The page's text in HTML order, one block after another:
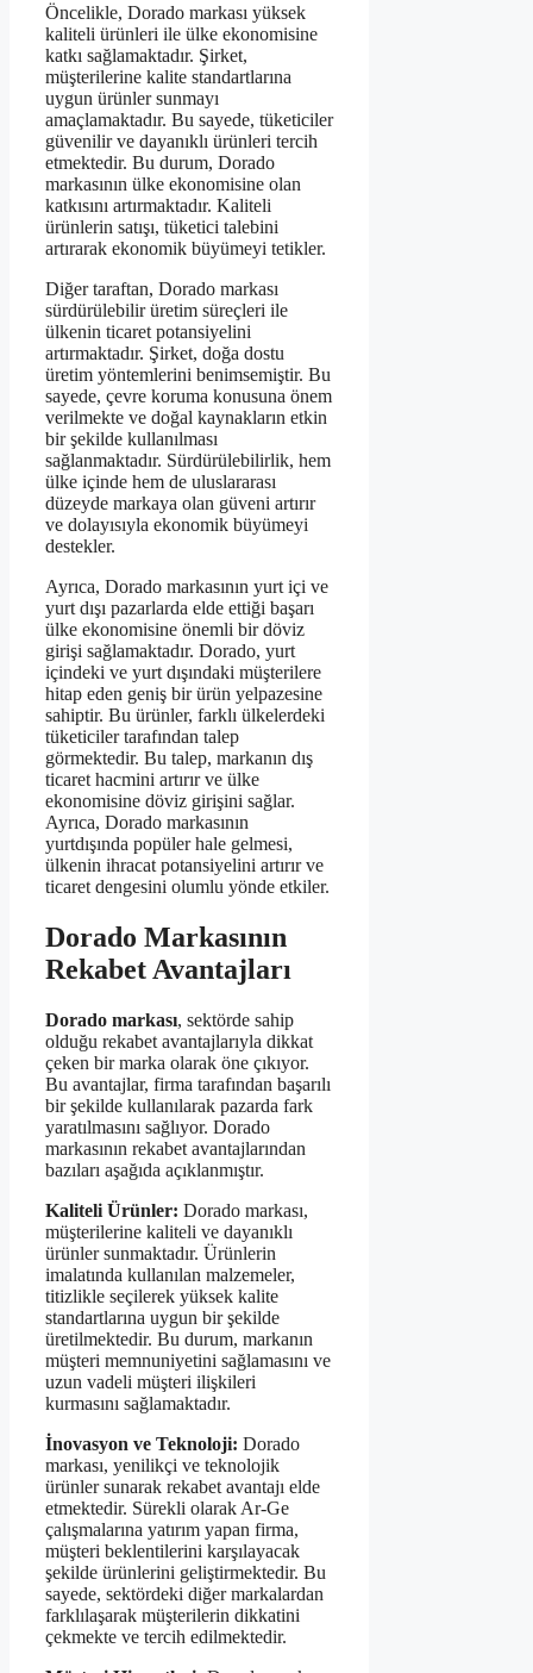
Öncelikle, Dorado markası yüksek
kaliteli ürünleri ile ülke ekonomisine
katkı sağlamaktadır. Şirket,
müşterilerine kalite standartlarına
uygun ürünler sunmayı
amaçlamaktadır. Bu sayede, tüketiciler
güvenilir ve dayanıklı ürünleri tercih
etmektedir. Bu durum, Dorado
markasının ülke ekonomisine olan
katkısını artırmaktadır. Kaliteli
ürünlerin satışı, tüketici talebini
artırarak ekonomik büyümeyi tetikler.
Diğer taraftan, Dorado markası
sürdürülebilir üretim süreçleri ile
ülkenin ticaret potansiyelini
artırmaktadır. Şirket, doğa dostu
üretim yöntemlerini benimsemiştir. Bu
sayede, çevre koruma konusuna önem
verilmekte ve doğal kaynakların etkin
bir şekilde kullanılması
sağlanmaktadır. Sürdürülebilirlik, hem
ülke içinde hem de uluslararası
düzeyde markaya olan güveni artırır
ve dolayısıyla ekonomik büyümeyi
destekler.
Ayrıca, Dorado markasının yurt içi ve
yurt dışı pazarlarda elde ettiği başarı
ülke ekonomisine önemli bir döviz
girişi sağlamaktadır. Dorado, yurt
içindeki ve yurt dışındaki müşterilere
hitap eden geniş bir ürün yelpazesine
sahiptir. Bu ürünler, farklı ülkelerdeki
tüketiciler tarafından talep
görmektedir. Bu talep, markanın dış
ticaret hacmini artırır ve ülke
ekonomisine döviz girişini sağlar.
Ayrıca, Dorado markasının
yurtdışında popüler hale gelmesi,
ülkenin ihracat potansiyelini artırır ve
ticaret dengesini olumlu yönde etkiler.
Dorado Markasının
Rekabet Avantajları
Dorado markası, sektörde sahip
olduğu rekabet avantajlarıyla dikkat
çeken bir marka olarak öne çıkıyor.
Bu avantajlar, firma tarafından başarılı
bir şekilde kullanılarak pazarda fark
yaratılmasını sağlıyor. Dorado
markasının rekabet avantajlarından
bazıları aşağıda açıklanmıştır.
Kaliteli Ürünler: Dorado markası,
müşterilerine kaliteli ve dayanıklı
ürünler sunmaktadır. Ürünlerin
imalatında kullanılan malzemeler,
titizlikle seçilerek yüksek kalite
standartlarına uygun bir şekilde
üretilmektedir. Bu durum, markanın
müşteri memnuniyetini sağlamasını ve
uzun vadeli müşteri ilişkileri
kurmasını sağlamaktadır.
İnovasyon ve Teknoloji: Dorado
markası, yenilikçi ve teknolojik
ürünler sunarak rekabet avantajı elde
etmektedir. Sürekli olarak Ar-Ge
çalışmalarına yatırım yapan firma,
müşteri beklentilerini karşılayacak
şekilde ürünlerini geliştirmektedir. Bu
sayede, sektördeki diğer markalardan
farklılaşarak müşterilerin dikkatini
çekmekte ve tercih edilmektedir.